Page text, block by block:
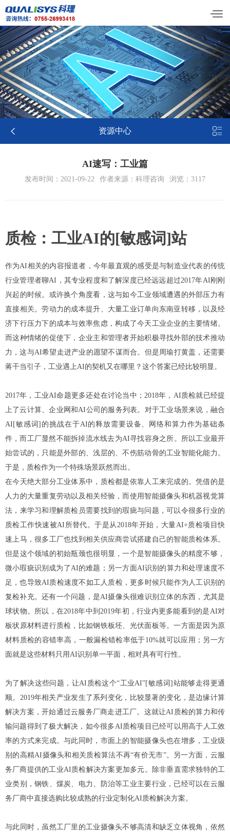
 资源中心 
AI速写：工业篇
发布时间：2021-09-22 作者来源：科理咨询 浏览：3117
质检：工业AI的[敏感词]站
作为AI相关的内容报道者，今年最直观的感受是与制造业代表的传统
行业管理者聊AI，其专业程度和了解深度已经远远超过2017年AI刚刚
兴起的时候。或许换个角度看，这与如今工业领域遭遇的外部压力有
直接相关。劳动力的成本提升、大量工业订单向东南亚转移，以及经
济下行压力下的成本与效率焦虑，构成了今天工业企业的主要情绪。
而这种情绪的促使下，企业主和管理者开始积极寻找外部的技术推动
力，这与AI希望走进产业的愿望不谋而合。 但是周瑜打黄盖，还需要
蒋干当引子，工业遇上AI的契机又在哪里？这个答案已经比较明显。
2017年，工业AI命题更多还处在讨论当中；2018年，AI质检就已经提
上了云计算、企业网和AI公司的服务列表。 对于工业场景来说，融合
AI[敏感词]的挑战在于AI的释放需要设备、网络和算力作为基础条
件，而工厂显然不能拆掉流水线去为AI寻找容身之所。 所以工业最开
始尝试的，只能是外部的、浅层的、不伤筋动骨的工业智能化能力。
于是，质检作为一个特殊场景跃然而出。
在今天绝大部分工业体系中，质检都是依靠人工来完成的。凭借的是
人力的大量重复劳动以及相关经验，而使用智能摄像头和机器视觉算
法，来学习和理解质检员需要找到的瑕疵与问题，可以令很多行业的
质检工作快速被AI所替代。于是从2018年开始，大量AI+质检项目快
速上马，很多工厂也找到相关供应商尝试搭建自己的智能质检体系。
但是这个领域的初始瓶颈也很明显，一个是智能摄像头的精度不够，
微小瑕疵识别成为了AI的难题；另一方面AI识别的算力和处理速度不
足，也导致AI质检速度不如工人质检，更多时候只能作为人工识别的
复检补充。还有一个问题，是AI摄像头很难识别立体的东西，尤其是
球状物。所以，在2018年中到2019年初，行业内更多能看到的是AI对
板状原材料进行质检，比如钢铁板坯、光伏面板等。一方面是因为原
材料质检的容错率高，一般漏检错检率低于10%就可以应用；另一方
面就是这些材料只用AI识别单一平面，相对具有可行性。
为了解决这些问题，让AI质检这个“工业AI”[敏感词]站能够走得更通
顺。2019年相关产业发生了系列变化，比较显著的变化，是边缘计算
解决方案，开始通过云服务厂商走进工厂。这就让AI质检的算力和传
输问题得到了极大解决，如今很多AI质检项目已经可以用高于人工效
率的方式来完成。与此同时，市面上的智能摄像头也在增多，工业级
别的高精AI摄像头和相关质检算法不再“有价无市”。另一方面，云服
务厂商提供的工业AI质检解决方案更加多元。除非垂直需求独特的工
业类别，钢铁、煤炭、电力、防治等工业主要行业，已经可以在云服
务厂商中直接选购比较成熟的行业定制化AI质检解决方案。
与此同时，虽然工厂里的工业摄像头不够高清和缺乏立体视角，依然